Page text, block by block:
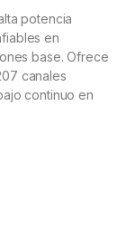
potencia
en
base. Ofrece
canales
continuo en